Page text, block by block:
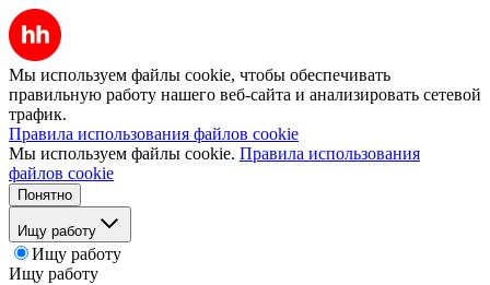
Мы используем файлы cookie, чтобы обеспечивать
правильную работу нашего веб-сайта и анализировать сетевой
трафик.
Правила использования файлов cookie
Мы используем файлы cookie. Правила использования
файлов cookie
Понятно
Ищу работу
Ищу работу
Ищу работу